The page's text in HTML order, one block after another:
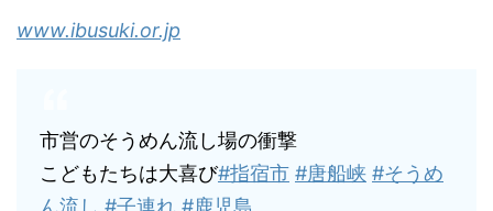
www.ibusuki.or.jp
市営のそうめん流し場の衝撃
こどもたちは大喜び#指宿市 #唐船峡 #そうめ